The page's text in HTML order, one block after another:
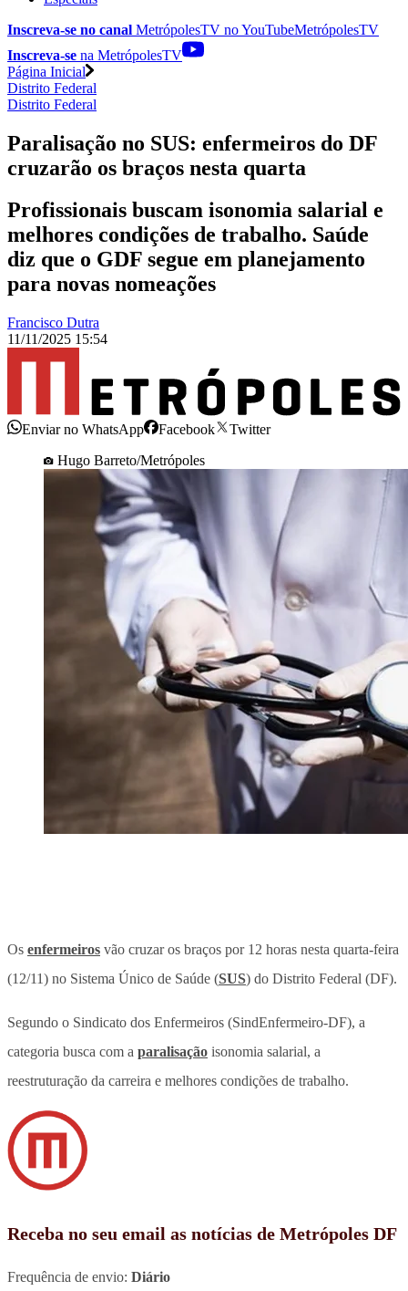
Inscreva-se no canal MetrópolesTV noYouTubeMetrópolesTV
Inscreva-se na MetrópolesTV
Página Inicial
Distrito Federal
Distrito Federal
Paralisação no SUS: enfermeiros do DF
cruzarão os braços nesta quarta
Profissionais buscam isonomia salarial e
melhores condições de trabalho. Saúde
diz que o GDF segue em planejamento
para novas nomeações
Francisco Dutra
11/11/2025 15:54
Enviar no WhatsApp Facebook
Twitter
Hugo Barreto/Metrópoles
Os enfermeiros vão cruzar os braços por 12 horas nesta quarta-feira
(12/11) no Sistema Único de Saúde (SUS) do Distrito Federal (DF).
Segundo o Sindicato dos Enfermeiros (SindEnfermeiro-DF), a
categoria busca com a paralisação isonomia salarial, a
reestruturação da carreira e melhores condições de trabalho.
Receba no seu email as notícias de Metrópoles DF
Frequência de envio: Diário